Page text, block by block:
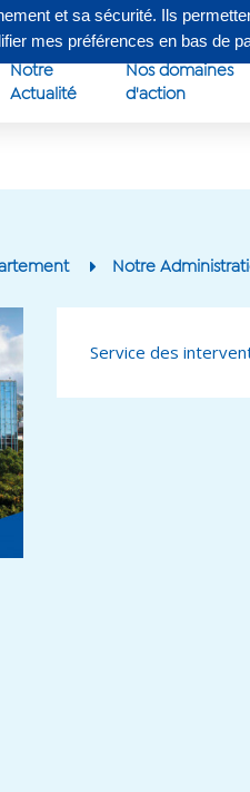
de 8h à 16h30
Notre
Actualité
Nos domaines
d'action
Notre
Service des
et sa sécurité. Ils
mes préférences en bas de